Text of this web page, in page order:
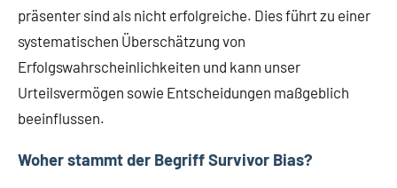
präsenter sind als nicht erfolgreiche. Dies führt zu einer
systematischen Überschätzung von
Erfolgswahrscheinlichkeiten und kann unser
Urteilsvermögen sowie Entscheidungen maßgeblich
beeinflussen.
Woher stammt der Begriff Survivor Bias?